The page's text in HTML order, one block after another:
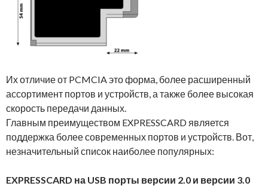
Их отличие от PCMCIA это форма, более расширенный
ассортимент портов и устройств, а также более высокая
скорость передачи данных.
Главным преимуществом EXPRESSCARD является
поддержка более современных портов и устройств. Вот,
незначительный список наиболее популярных:
EXPRESSCARD на USB порты версии 2.0 и версии 3.0